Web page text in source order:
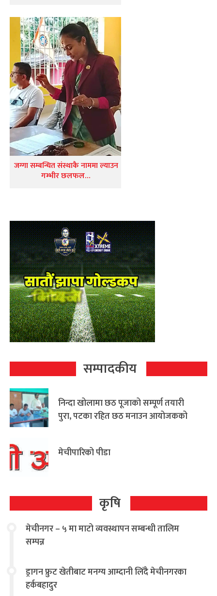
जग्गा सम्बन्धित संस्थाकै नाममा ल्याउन
गम्भीर छलफल…
सम्पादकीय
निन्दा खोलामा छठ पूजाको सम्पूर्ण तयारी
पुरा, पटका रहित छठ मनाउन आयोजकको
मेचीपारिको पीडा
कृषि
मेचीनगर – ५ मा माटो व्यवस्थापन सम्बन्धी तालिम
सम्पन्न
ड्रागन फ्रुट खेतीबाट मनग्य आम्दानी लिँदै मेचीनगरका
हर्कबहादुर